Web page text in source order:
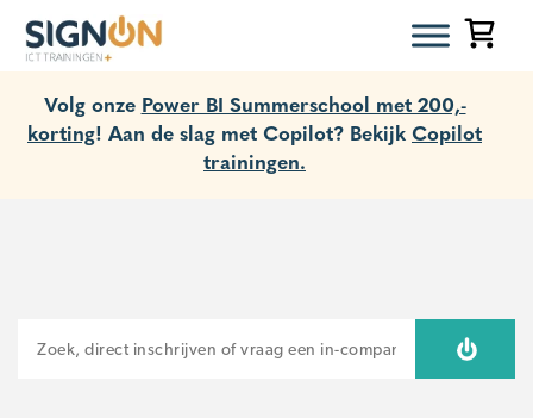
Volg onze Power BI Summerschool met 200,-
korting! Aan de slag met Copilot? Bekijk Copilot
trainingen.
ZOEKEN